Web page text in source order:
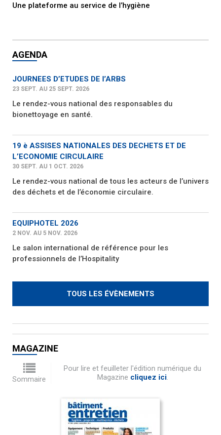
Une plateforme au service de l’hygiène
AGENDA
JOURNEES D’ETUDES DE l’ARBS
23 SEPT. AU 25 SEPT. 2026
Le rendez-vous national des responsables du
bionettoyage en santé.
19 è ASSISES NATIONALES DES DECHETS ET DE
L’ECONOMIE CIRCULAIRE
30 SEPT. AU 1 OCT. 2026
Le rendez-vous national de tous les acteurs de l’univers
des déchets et de l’économie circulaire.
EQUIPHOTEL 2026
2 NOV. AU 5 NOV. 2026
Le salon international de référence pour les
professionnels de l’Hospitality
TOUS LES ÉVÈNEMENTS
MAGAZINE
Sommaire
Pour lire et feuilleter l'édition numérique du
Magazine cliquez ici.